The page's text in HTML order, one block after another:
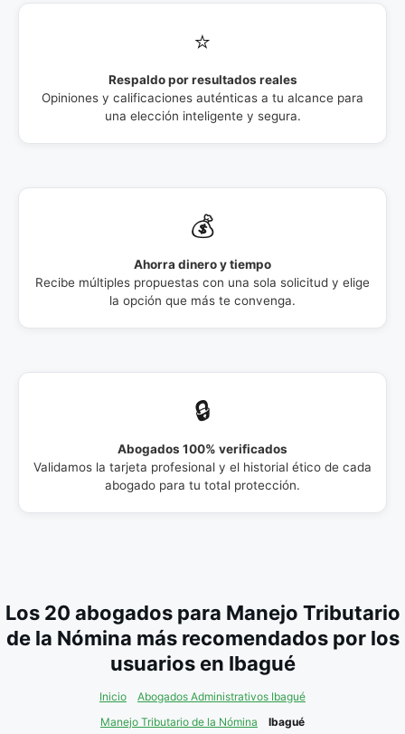
⭐
Respaldo por resultados reales
Opiniones y calificaciones auténticas a tu alcance para
una elección inteligente y segura.
💰
Ahorra dinero y tiempo
Recibe múltiples propuestas con una sola solicitud y elige
la opción que más te convenga.
🔒
Abogados 100% verificados
Validamos la tarjeta profesional y el historial ético de cada
abogado para tu total protección.
Los 20 abogados para Manejo Tributario
de la Nómina más recomendados por los
usuarios en Ibagué
Inicio
Abogados Administrativos Ibagué
Manejo Tributario de la Nómina
Ibagué